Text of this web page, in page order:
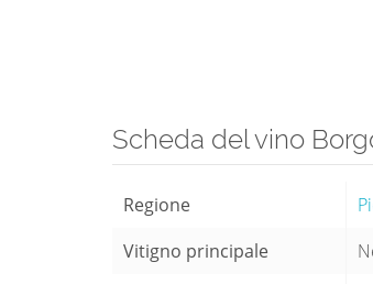
Scheda del vino
Regione
Vitigno principale